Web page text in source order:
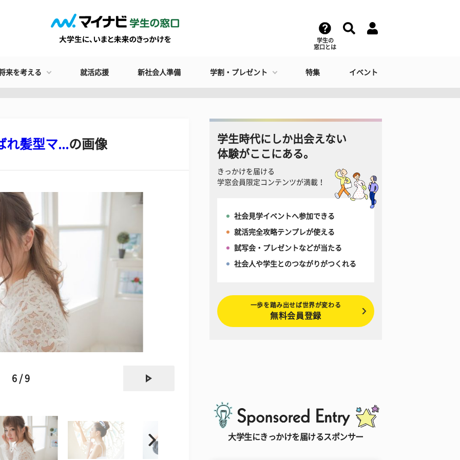
学生の
窓口とは
来を考える 就活応援 新社会人準備 学割・プレゼント 特集 イベント
れ髪型マ...の画像
6 / 9
学生時代にしか出会えない
体験がここにある。
きっかけを届ける
学窓会員限定コンテンツが満載！
社会見学イベントへ参加できる
就活完全攻略テンプレが使える
試写会・プレゼントなどが当たる
社会人や学生とのつながりがつくれる
一歩を踏み出せば世界が変わる
無料会員登録
大学生にきっかけを届けるスポンサー